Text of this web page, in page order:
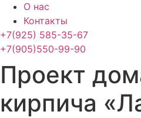
О нас
Контакты
+7(925) 585-35-67
+7(905)550-99-90
Проект
кирпича